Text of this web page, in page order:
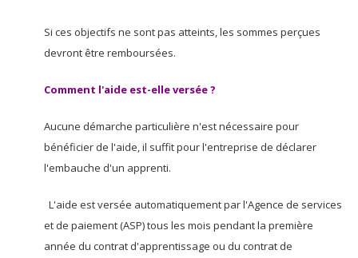
Si ces objectifs ne sont pas atteints, les sommes perçues
devront être remboursées.
Comment l'aide est-elle versée ?
Aucune démarche particulière n'est nécessaire pour
bénéficier de l'aide, il suffit pour l'entreprise de déclarer
l'embauche d'un apprenti.
L'aide est versée automatiquement par l'Agence de services
et de paiement (ASP) tous les mois pendant la première
année du contrat d'apprentissage ou du contrat de